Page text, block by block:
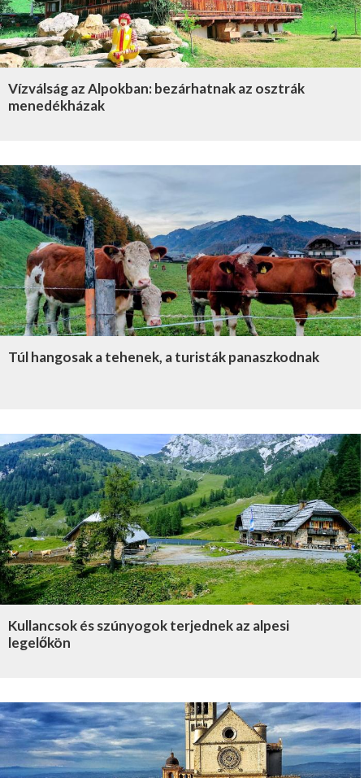
Vízválság az Alpokban: bezárhatnak az osztrák
menedékházak
Túl hangosak a tehenek, a turisták panaszkodnak
Kullancsok és szúnyogok terjednek az alpesi
legelőkön